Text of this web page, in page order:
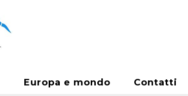
Europa e mondo Contatti